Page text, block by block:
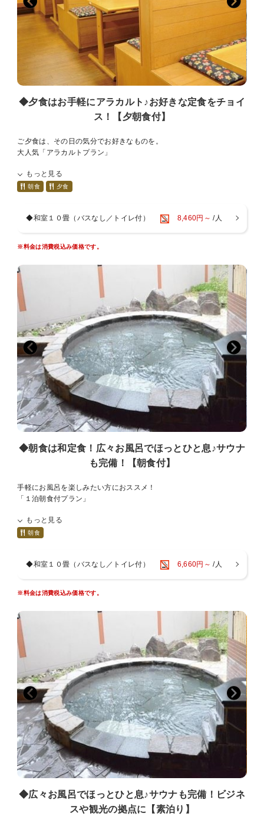
全室Wi－Fi完備
※お部屋は全室禁煙です。喫煙の際は、1Fロビー喫煙所をご利用くだ
※お部屋によりWi－Fiが繋がりにくい場合がございます。その際はフ
ロントにてルーターをお貸しします。
※お布団敷はお客様ご自身でお願いしております。
お布団は事前にお部屋に畳んで、または、敷いた状態でご用意してお
ります。
布団敷についてご要望がございましたら、事前にお知らせください。
【※-お客様へのお願い-※】
るべくご愛用のものをご持参いただきますよう、お願い申し上げま
す。
◆夕食はお手軽にアラカルト♪お好きな定食をチョイ
ス！【夕朝食付】
ご夕食は、その日の気分でお好きなものを。
大人気「アラカルトプラン」
大浴場には、庭園を眺める露天風呂とサウナを完備。
山崎ICから車で約５分と、姫路市までのアクセスも良好。
１１：００～２３：００（２１：００以降は宿泊者のみ利用可能）
日本庭園を眺めながらお過ごしいただけます。
大浴場はもちろん、サウナや水風呂も完備。
手足を伸ばして、ごゆっくりお寛ぎ下さい。
■－アクセス－■
・中国自動車道山崎IC・・・・・車で約５分
・姫路市街地・・・・・・・・・車で約５０分
※当館の駐車場は無料です。
■－お部屋－■
全室Wi－Fi完備
※お部屋は全室禁煙です。喫煙の際は、1Fロビー喫煙所をご利用くだ
さい。
※お部屋によりWi－Fiが繋がりにくい場合がございます。その際はフ
ロントにてルーターをお貸しします。
※お布団敷はお客様ご自身でお願いしております。
お布団は事前にお部屋に畳んで、または、敷いた状態でご用意してお
ります。
布団敷についてご要望がございましたら、事前にお知らせください。
【※-お客様へのお願い-※】
プラスチック削減の為、歯ブラシやカミソリなどのアメニティ類はな
す。
もっと見る
朝食 夕食
◆和室１０畳（バスなし／トイレ付） 8,460円～ /人
※料金は消費税込み価格です。
◆朝食は和定食！広々お風呂でほっとひと息♪サウナ
も完備！【朝食付】
手軽にお風呂を楽しみたい方におススメ！
「１泊朝食付プラン」
大浴場には、露天風呂とサウナを完備。
山崎ICから車で約５分と、姫路市までのアクセスも良好。
１１：００～２３：００（２１：００以降は宿泊者のみ利用可能）
日本庭園を眺めながらお過ごしいただけます。
大浴場はもちろん、サウナや水風呂も完備。
手足を伸ばして、ごゆっくりお寛ぎ下さい。
■－アクセス－■
・中国自動車道山崎IC・・・・・車で約５分
・姫路市街地・・・・・・・・・車で約５０分
※当館の駐車場は無料です。
■－お部屋－■
全室Wi－Fi完備
※お部屋は全室禁煙です。喫煙の際は、1Fロビー喫煙所をご利用くだ
さい。
※お部屋によりWi－Fiが繋がりにくい場合がございます。その際はフ
ロントにてルーターをお貸しします。
※お布団敷はお客様ご自身でお願いしております。
お布団は事前にお部屋に畳んで、または、敷いた状態でご用意してお
布団敷についてご要望がございましたら、事前にお知らせください。
もっと見る
朝食
◆和室１０畳（バスなし／トイレ付） 6,660円～ /人
※料金は消費税込み価格です。
◆広々お風呂でほっとひと息♪サウナも完備！ビジネ
スや観光の拠点に【素泊り】